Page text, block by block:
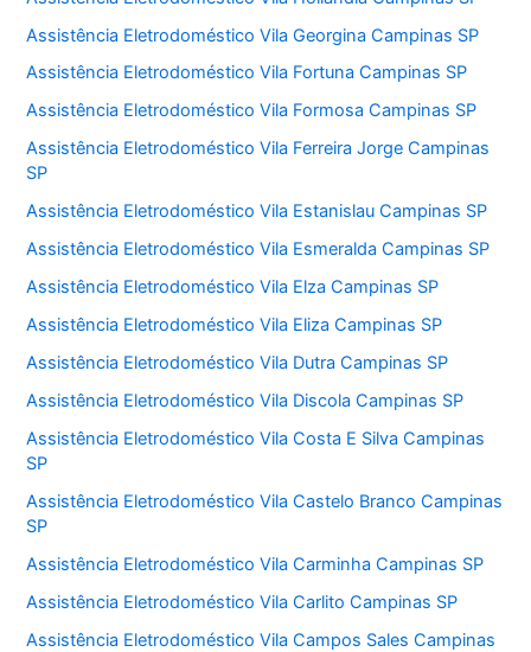
Assistência Eletrodoméstico Vila Georgina Campinas SP
Assistência Eletrodoméstico Vila Fortuna Campinas SP
Assistência Eletrodoméstico Vila Formosa Campinas SP
Assistência Eletrodoméstico Vila Ferreira Jorge Campinas
SP
Assistência Eletrodoméstico Vila Estanislau Campinas SP
Assistência Eletrodoméstico Vila Esmeralda Campinas SP
Assistência Eletrodoméstico Vila Elza Campinas SP
Assistência Eletrodoméstico Vila Eliza Campinas SP
Assistência Eletrodoméstico Vila Dutra Campinas SP
Assistência Eletrodoméstico Vila Discola Campinas SP
Assistência Eletrodoméstico Vila Costa E Silva Campinas
SP
Assistência Eletrodoméstico Vila Castelo Branco Campinas
SP
Assistência Eletrodoméstico Vila Carminha Campinas SP
Assistência Eletrodoméstico Vila Carlito Campinas SP
Assistência Eletrodoméstico Vila Campos Sales Campinas